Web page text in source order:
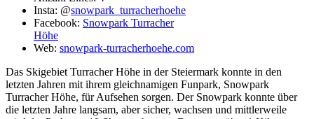
Insta: @snowpark_turracherhoehe
Facebook: Snowpark Turracher
Höhe
Web: snowpark-turracherhoehe.com
Das Skigebiet Turracher Höhe in der Steiermark konnte in den
letzten Jahren mit ihrem gleichnamigen Funpark, Snowpark
Turracher Höhe, für Aufsehen sorgen. Der Snowpark konnte über
die letzten Jahre langsam, aber sicher, wachsen und mittlerweile